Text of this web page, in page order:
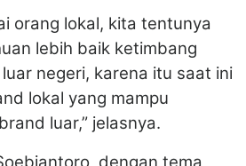
orang lokal, kita tentunya
lebih baik ketimbang
negeri, karena itu saat ini
lokal yang mampu
luar,” jelasnya.